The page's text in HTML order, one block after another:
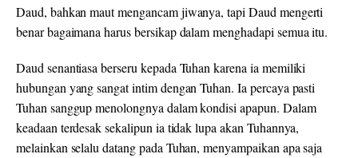
Daud, bahkan maut mengancam jiwanya, tapi Daud mengerti
benar bagaimana harus bersikap dalam menghadapi semua itu.
Daud senantiasa berseru kepada Tuhan karena ia memiliki
hubungan yang sangat intim dengan Tuhan. Ia percaya pasti
Tuhan sanggup menolongnya dalam kondisi apapun. Dalam
keadaan terdesak sekalipun ia tidak lupa akan Tuhannya,
melainkan selalu datang pada Tuhan, menyampaikan apa saja